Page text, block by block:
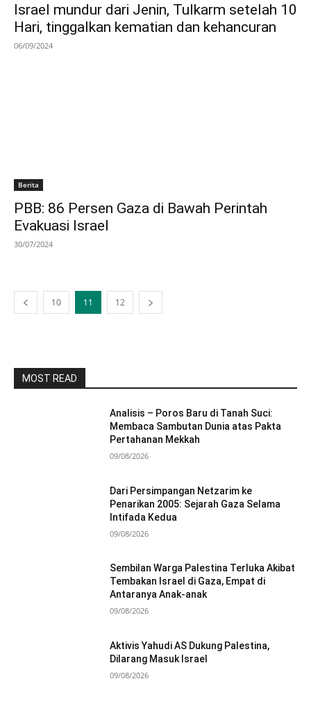
Israel mundur dari Jenin, Tulkarm setelah 10
Hari, tinggalkan kematian dan kehancuran
06/09/2024
Berita
PBB: 86 Persen Gaza di Bawah Perintah
Evakuasi Israel
30/07/2024
10 11 12
MOST READ
Analisis – Poros Baru di Tanah Suci:
Membaca Sambutan Dunia atas Pakta
Pertahanan Mekkah
09/08/2026
Dari Persimpangan Netzarim ke
Penarikan 2005: Sejarah Gaza Selama
Intifada Kedua
09/08/2026
Sembilan Warga Palestina Terluka Akibat
Tembakan Israel di Gaza, Empat di
Antaranya Anak-anak
09/08/2026
Aktivis Yahudi AS Dukung Palestina,
Dilarang Masuk Israel
09/08/2026